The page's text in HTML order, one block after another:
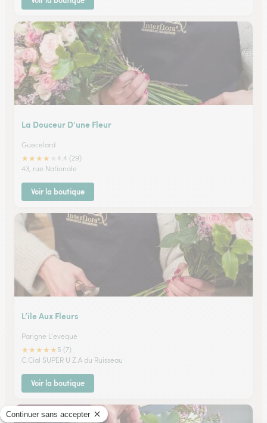
La Douceur D’une Fleur
Guecelard
★★★★
4.4 (29)
43, rue Nationale
Voir la boutique
L’ile Aux Fleurs
Parigne L'eveque
★★★★★ 5 (7)
C.Cial SUPER U Z.A du Ruisseau
Voir la boutique